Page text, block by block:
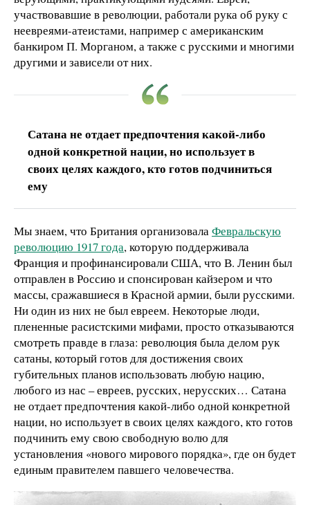
участвовавшие в революции, работали рука об руку с
неевреями-атеистами, например с американским
банкиром П. Морганом, а также с русскими и многими
другими и зависели от них.
Сатана не отдает предпочтения какой-либо
одной конкретной нации, но использует в
своих целях каждого, кто готов подчиниться
ему
Мы знаем, что Британия организовалаФевральскую
революцию 1917 года, которую поддерживала
Франция и профинансировали США, что В. Ленин был
отправлен в Россию и спонсирован кайзером и что
массы, сражавшиеся в Красной армии, были русскими.
Ни один из них не был евреем. Некоторые люди,
плененные расистскими мифами, просто отказываются
смотреть правде в глаза: революция была делом рук
сатаны, который готов для достижения своих
губительных планов использовать любую нацию,
любого из нас – евреев, русских, нерусских… Сатана
не отдает предпочтения какой-либо одной конкретной
нации, но использует в своих целях каждого, кто готов
подчинить ему свою свободную волю для
установления «нового мирового порядка», где он будет
единым правителем павшего человечества.